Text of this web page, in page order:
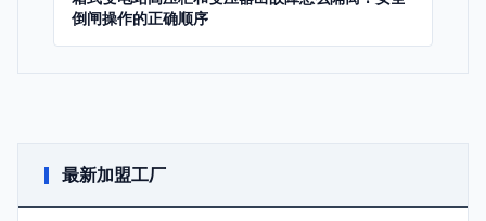
倒闸操作的正确顺序
最新加盟工厂